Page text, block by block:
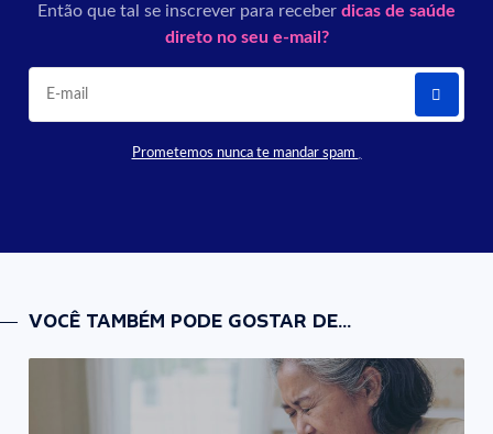
Então que tal se inscrever para receber dicas de saúde
direto no seu e-mail?
Prometemos nunca te mandar spam
VOCÊ TAMBÉM PODE GOSTAR DE...